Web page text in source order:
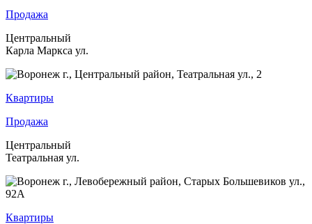
Продажа
Центральный
Карла Маркса ул.
Квартиры
Продажа
Центральный
Театральная ул.
Квартиры